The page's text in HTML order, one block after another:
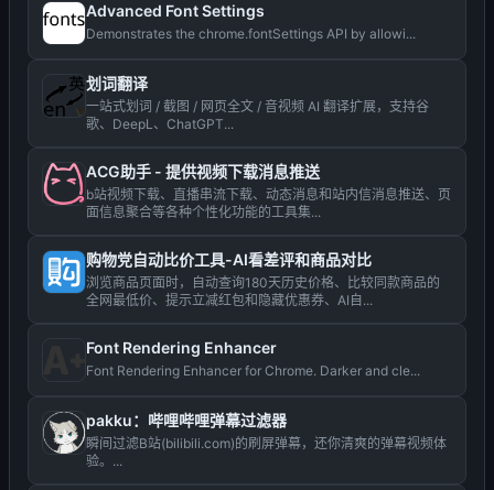
Advanced Font Settings
Demonstrates the chrome.fontSettings API by allowi...
划词翻译
一站式划词 / 截图 / 网页全文 / 音视频 AI 翻译扩展，支持谷
歌、DeepL、ChatGPT...
ACG助手 - 提供视频下载消息推送
b站视频下载、直播串流下载、动态消息和站内信消息推送、页
面信息聚合等各种个性化功能的工具集...
购物党自动比价工具-AI看差评和商品对比
浏览商品页面时，自动查询180天历史价格、比较同款商品的
全网最低价、提示立减红包和隐藏优惠券、AI自...
Font Rendering Enhancer
Font Rendering Enhancer for Chrome. Darker and cle...
pakku：哔哩哔哩弹幕过滤器
瞬间过滤B站(bilibili.com)的刷屏弹幕，还你清爽的弹幕视频体
验。...